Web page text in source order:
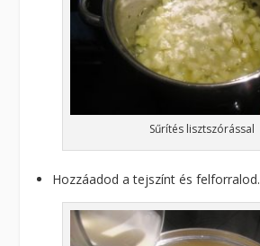
Sűrítés lisztszórással
Hozzáadod a tejszínt és felforralod.